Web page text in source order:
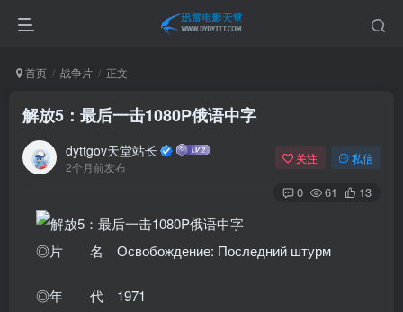
首页 战争片 正文
解放5：最后一击1080P俄语中字
dyttgov天堂站长
2个月前发布
关注 私信
0 61 13
◎片 名 Освобождение: Последний штурм
◎年 代 1971